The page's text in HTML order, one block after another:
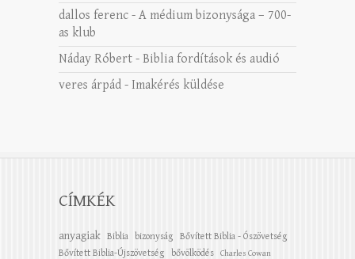
dallos ferenc - A médium bizonysága – 700-
as klub
Náday Róbert - Biblia fordítások és audió
veres árpád - Imakérés küldése
CÍMKÉK
anyagiak Biblia bizonyság
Bővített Biblia - Ószövetség
Bővített Biblia-Újszövetség
bővölködés Charles Cowan